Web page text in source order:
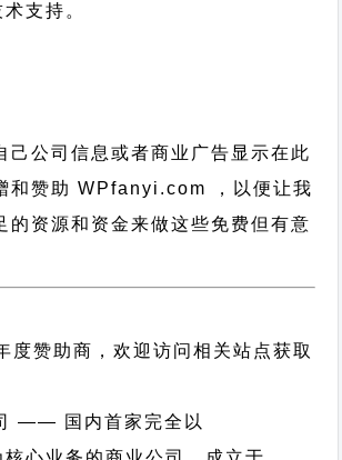
支持 。
己公司信息或者商业广告显示在此
和赞助 WPfanyi.com ，以便让我
的资源和资金来做这些免费但有意
度赞助商，欢迎访问相关站点获取
—— 国内首家完全以